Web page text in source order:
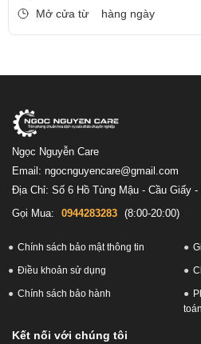
Mở cửa từ
hàng ngày
Ngọc Nguyễn Care
Email: ngocnguyencare@gmail.com
Địa Chỉ: Số 6 Hồ Tùng Mậu - Cầu Giấy -
Gọi Mua:
0944283283 (8:00-20:00)
Chính sách bảo mật thông tin
Điều khoản sử dụng
Chính sách bảo hành
toán
Kết nối với chúng tôi